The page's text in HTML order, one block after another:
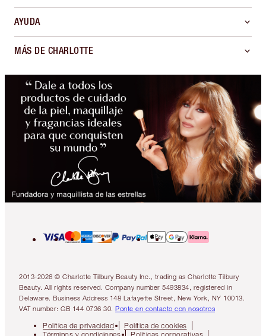
AYUDA
MÁS DE CHARLOTTE
2013-2026 © Charlotte Tilbury Beauty Inc., trading as Charlotte Tilbury
Beauty. All rights reserved. Company number 5493834, registered in
Delaware. Business Address 148 Lafayette Street, New York, NY 10013.
VAT number: GB 144 0736 30. Ponte en contacto con nosotros
Política de privacidad
Política de cookies